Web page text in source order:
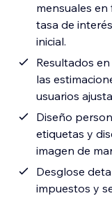
mensuales
tasa de
inicial.
Resultados
las
usuarios
Diseño
etiquetas y
imagen de
Desglose
impuestos y